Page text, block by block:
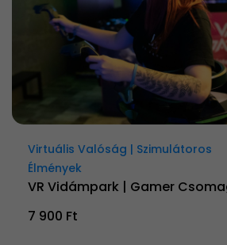
Virtuális Valóság | Szimulátoros
Élmények
VR Vidámpark | Gamer
7 900 Ft